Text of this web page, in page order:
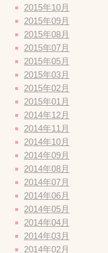
2015年10月
2015年09月
2015年08月
2015年07月
2015年05月
2015年03月
2015年02月
2015年01月
2014年12月
2014年11月
2014年10月
2014年09月
2014年08月
2014年07月
2014年06月
2014年05月
2014年04月
2014年03月
2014年02月